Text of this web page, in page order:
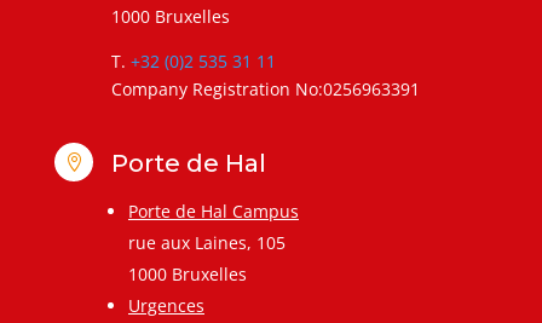
1000 Bruxelles
T. +32 (0)2 535 31 11
Company Registration No:0256963391
 Porte de Hal
Porte de Hal Campus
rue aux Laines, 105
1000 Bruxelles
Urgences